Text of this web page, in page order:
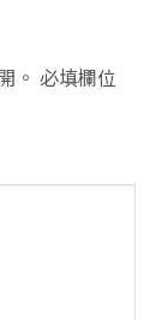
。 必填欄位